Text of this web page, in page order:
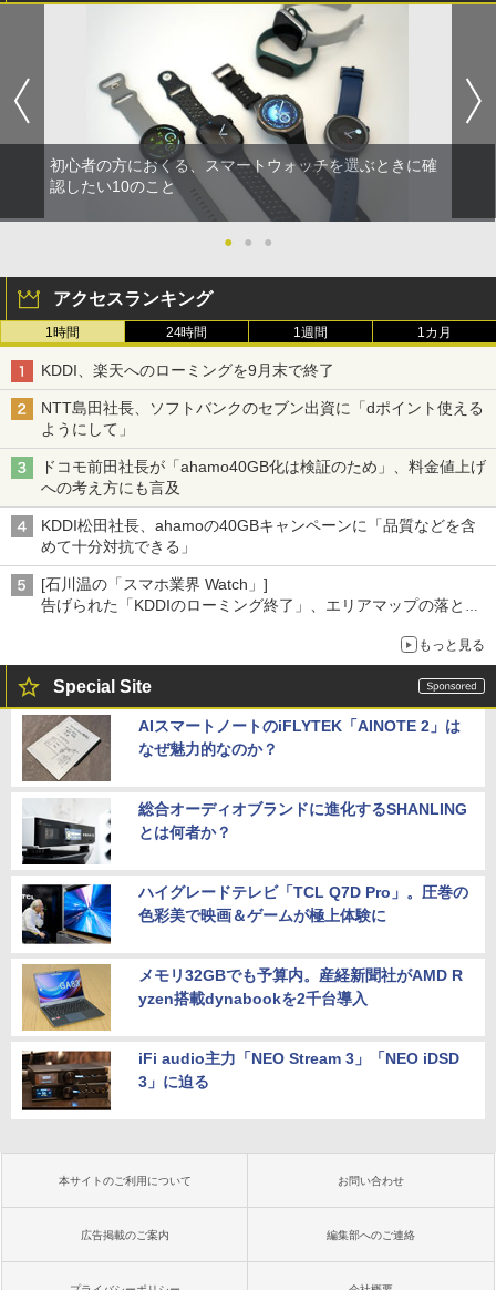
初心者の方におくる、スマートウォッチを選ぶときに確
認したい10のこと
● ● ●
アクセスランキング
1時間 24時間 1週間 1カ月
KDDI、楽天へのローミングを9月末で終了
NTT島田社長、ソフトバンクのセブン出資に「dポイント使える
ようにして」
ドコモ前田社長が「ahamo40GB化は検証のため」、料金値上げ
への考え方にも言及
KDDI松田社長、ahamoの40GBキャンペーンに「品質などを含
めて十分対抗できる」
[石川温の「スマホ業界 Watch」]
告げられた「KDDIのローミング終了」、エリアマップの落とし
もっと見る
Special Site
AIスマートノートのiFLYTEK「AINOTE 2」は
なぜ魅力的なのか？
総合オーディオブランドに進化するSHANLING
とは何者か？
ハイグレードテレビ「TCL Q7D Pro」。圧巻の
色彩美で映画＆ゲームが極上体験に
メモリ32GBでも予算内。産経新聞社がAMD R
yzen搭載dynabookを2千台導入
iFi audio主力「NEO Stream 3」「NEO iDSD
3」に迫る
本サイトのご利用について お問い合わせ
広告掲載のご案内 編集部へのご連絡